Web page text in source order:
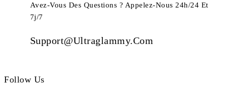
Avez-Vous Des Questions ? Appelez-Nous 24h/24 Et
7j/7
Support@ultraglammy.com
Follow Us